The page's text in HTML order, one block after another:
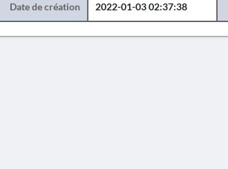
Date de création 2022-01-03 02:37:38